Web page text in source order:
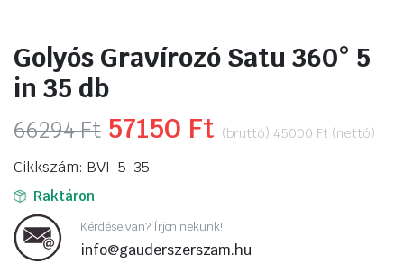
Golyós Gravírozó Satu 360° 5
in 35 db
66294Ft Original
price
66294 Ft.
57150 Ft Current
57150 Ft.
(bruttó)45000 Ft (nettó)
Cikkszám: BVI-5-35
Raktáron
Kérdése van? Írjon nekünk!
info@gauderszerszam.hu